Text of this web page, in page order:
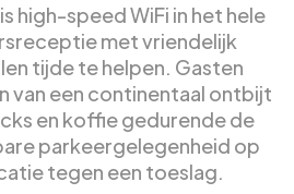
high-speed WiFi in het hele
met vriendelijk
tijde te helpen. Gasten
van een continentaal ontbijt
en koffie gedurende de
parkeergelegenheid op
tegen een toeslag.